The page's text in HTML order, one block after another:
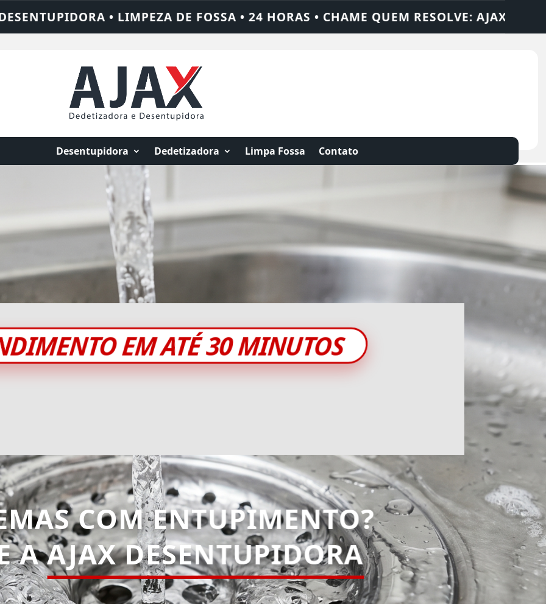
• CHAME QUEM RESOLVE: AJAX SOLUÇÕES DEDETIZADORA •
Desentupidora Dedetizadora Limpa Fossa Contato
EM ATÉ 30 MINUTOS
COM ENTUPIMENTO?
AAJAX DESENTUPIDORA